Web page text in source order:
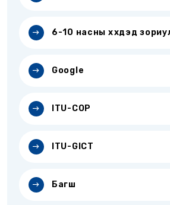
6-10 насны хүүхдэд
Google
ITU-COP
ITU-GICT
Багш